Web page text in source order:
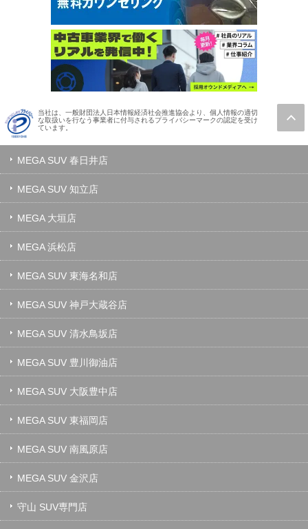
当社は、一般財団法人日本情報経済社会推進協会より、個人情報の適切
な取扱いを行なう事業者に付与されるプライバシーマークの認定を受け
ています。
MEGA SUV 春日井店
MEGA SUV 知立店
MEGA 大垣店
MEGA 浜松店
MEGA SUV 東海名和店
MEGA SUV 神戸大蔵谷店
MEGA SUV 清水鳥坂店
MEGA SUV 豊川御油店
MEGA SUV 大阪豊中店
MEGA SUV 東福岡店
MEGA SUV 南風原店
MEGA SUV 金沢店
守山 SUV専門店